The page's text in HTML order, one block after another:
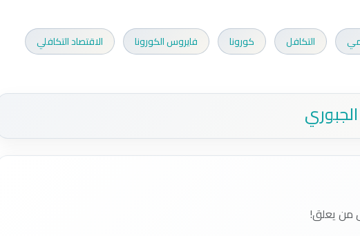
التكافل كورونا فايروس الكورونا الاقتصاد التكافلي
من يعلق!